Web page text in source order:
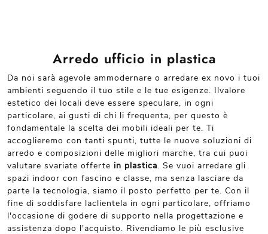
Arredo ufficio in plastica
Da noi sarà agevole ammodernare o arredare ex novo i tuoi
ambienti seguendo il tuo stile e le tue esigenze. Ilvalore
estetico dei locali deve essere speculare, in ogni
particolare, ai gusti di chi li frequenta, per questo è
fondamentale la scelta dei mobili ideali per te. Ti
accoglieremo con tanti spunti, tutte le nuove soluzioni di
arredo e composizioni delle migliori marche, tra cui puoi
valutare svariate offerte in plastica. Se vuoi arredare gli
spazi indoor con fascino e classe, ma senza lasciare da
parte la tecnologia, siamo il posto perfetto per te. Con il
fine di soddisfare laclientela in ogni particolare, offriamo
l'occasione di godere di supporto nella progettazione e
assistenza dopo l'acquisto. Rivendiamo le più esclusive